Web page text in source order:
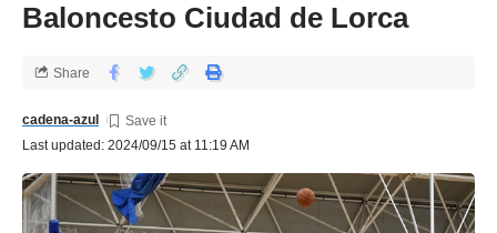
Baloncesto Ciudad de Lorca
Last updated: 2024/09/15 at 11:19 AM
cadena-azul
Share